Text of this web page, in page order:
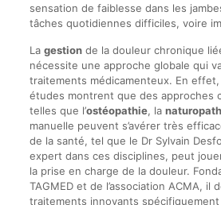
sensation de faiblesse dans les
tâches quotidiennes difficiles, voire
La gestionde la douleur chronique
nécessite une approche globale qui
traitements médicamenteux. En
études montrent que des approches
telles que l’ostéopathie, la
manuelle peuvent s’avérer très
de la santé, tel que le Dr Sylvain
expert dans ces disciplines, peut
la prise en charge de la douleur.
TAGMED et de l’association ACMA, il
traitements innovants